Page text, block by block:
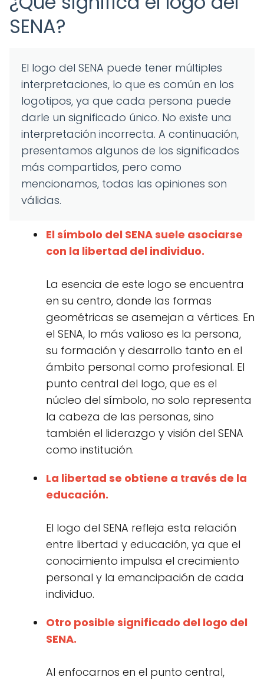
SENA?
El logo del SENA puede tener múltiples
interpretaciones, lo que es común en los
logotipos, ya que cada persona puede
darle un significado único. No existe una
interpretación incorrecta. A continuación,
presentamos algunos de los significados
más compartidos, pero como
mencionamos, todas las opiniones son
válidas.
El símbolo del SENA suele asociarse
con la libertad del individuo.
La esencia de este logo se encuentra
en su centro, donde las formas
geométricas se asemejan a vértices. En
el SENA, lo más valioso es la persona,
su formación y desarrollo tanto en el
ámbito personal como profesional. El
punto central del logo, que es el
núcleo del símbolo, no solo representa
la cabeza de las personas, sino
también el liderazgo y visión del SENA
como institución.
La libertad se obtiene a través de la
educación.
El logo del SENA refleja esta relación
entre libertad y educación, ya que el
conocimiento impulsa el crecimiento
personal y la emancipación de cada
individuo.
Otro posible significado del logo del
SENA.
Al enfocarnos en el punto central,